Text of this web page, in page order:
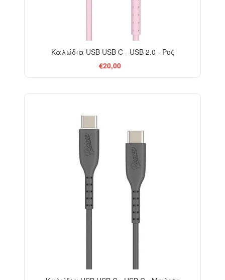
Καλώδια USB USB C - USB 2.0 - Ροζ
€20,00